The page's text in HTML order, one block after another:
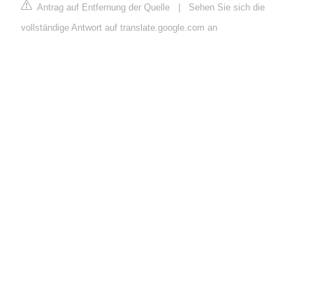
Antrag auf Entfernung der Quelle | Sehen Sie sich die
vollständige Antwort auf translate.google.com an